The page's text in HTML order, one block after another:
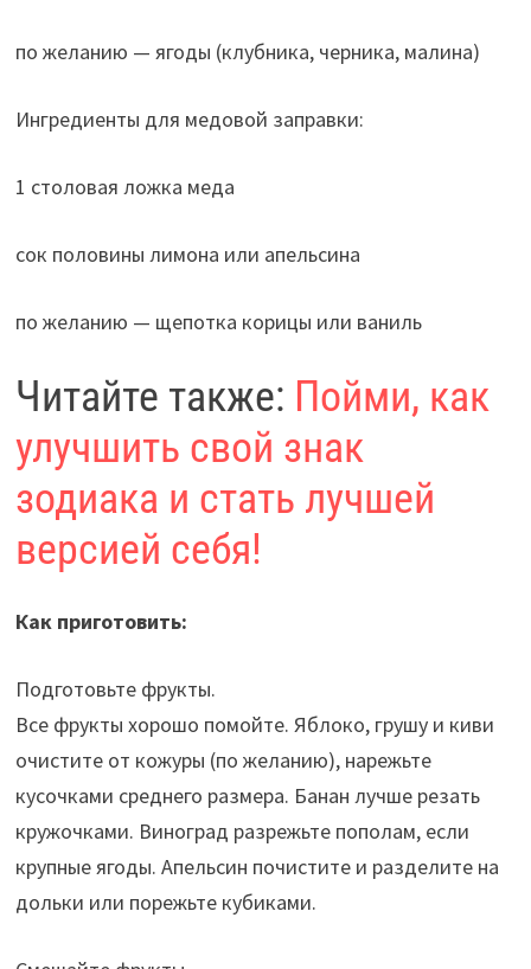
по желанию — ягоды (клубника, черника, малина)
Ингредиенты для медовой заправки:
1 столовая ложка меда
сок половины лимона или апельсина
по желанию — щепотка корицы или ваниль
Читайте также: Пойми, как
улучшить свой знак
зодиака и стать лучшей
версией себя!
Как приготовить:
Подготовьте фрукты.
Все фрукты хорошо помойте. Яблоко, грушу и киви
очистите от кожуры (по желанию), нарежьте
кусочками среднего размера. Банан лучше резать
кружочками. Виноград разрежьте пополам, если
крупные ягоды. Апельсин почистите и разделите на
дольки или порежьте кубиками.